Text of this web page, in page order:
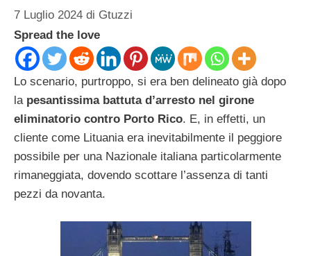
7 Luglio 2024 di Gtuzzi
Spread the love
Lo scenario, purtroppo, si era ben delineato già dopo
la pesantissima battuta d’arresto nel girone
eliminatorio contro Porto Rico. E, in effetti, un
cliente come Lituania era inevitabilmente il peggiore
possibile per una Nazionale italiana particolarmente
rimaneggiata, dovendo scottare l’assenza di tanti
pezzi da novanta.